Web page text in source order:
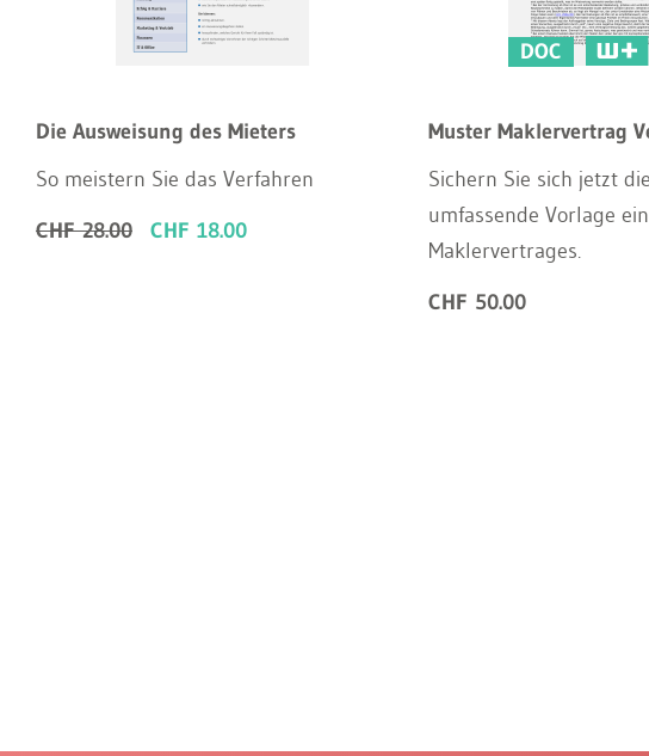
Die Ausweisung des Mieters
So meistern Sie das Verfahren
CHF 28.00
CHF 18.00
DOC
Muster Maklervertrag
Sichern Sie sich jetzt
umfassende Vorlage
Maklervertrages.
CHF 50.00